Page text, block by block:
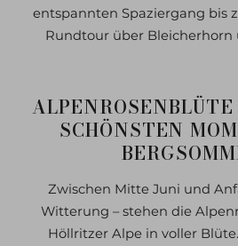
entspannten Spaziergang bis
Rundtour über Bleicherhorn
SCHÖNSTEN
Zwischen Mitte Juni und
Witterung – stehen die
Höllritzer Alpe in voller